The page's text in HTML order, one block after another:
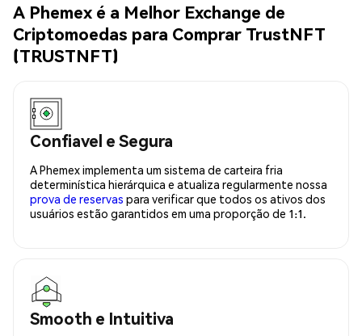
A Phemex é a Melhor Exchange de
Criptomoedas para Comprar TrustNFT
(TRUSTNFT)
Confiavel e Segura
A Phemex implementa um sistema de carteira fria
determinística hierárquica e atualiza regularmente nossa
prova de reservas para verificar que todos os ativos dos
usuários estão garantidos em uma proporção de 1:1.
Smooth e Intuitiva